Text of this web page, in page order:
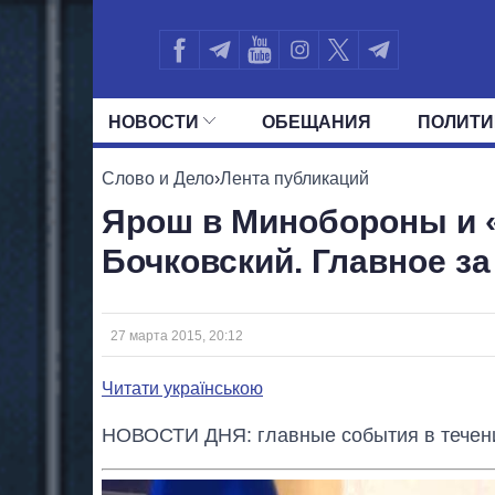
НОВОСТИ ОБЕЩАНИЯ
ВСЕ ПОЛИТИКИ
Слово и Дело›Лента публикаций
Ярош в Минобороны и
Бочковский. Главное
27 марта 2015, 20:12
Читати українською
НОВОСТИ ДНЯ: главные события в